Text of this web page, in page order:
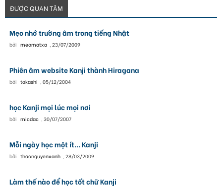
ĐƯỢC QUAN TÂM
Mẹo nhớ trường âm trong tiếng Nhật
bởi meomatxa , 23/07/2009
Phiên âm website Kanji thành Hiragana
bởi takashi , 05/12/2004
học Kanji mọi lúc mọi nơi
bởi micdac , 30/07/2007
Mỗi ngày học một ít... Kanji
bởi thaonguyenxanh , 28/03/2009
Làm thế nào để học tốt chữ Kanji